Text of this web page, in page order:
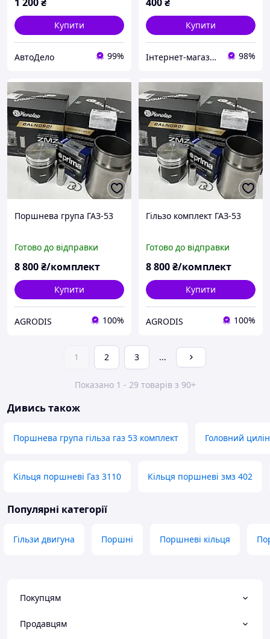
Купити
АвтоДело 99%
Купити
Інтернет-магазин "Автозапчастини Ромен" 98%
Поршнева група ГАЗ-53
Готово до відправки
8 800₴/комплект
Купити
AGRODIS 100%
Гільзо комплект ГАЗ-53
Готово до відправки
8 800₴/комплект
Купити
AGRODIS 100%
1 2 3 ...
Показано 1 - 29 товарів з 90+
Дивись також
Поршнева група гільза газ 53 комплект Головний
Кільця поршневі Газ 3110 Кільця поршневі змз 402
Популярні категорії
Гільзи двигуна Поршні Поршневі кільця
Покупцям
Продавцям